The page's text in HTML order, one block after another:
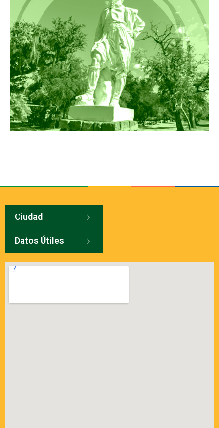
Ciudad
Datos Útiles